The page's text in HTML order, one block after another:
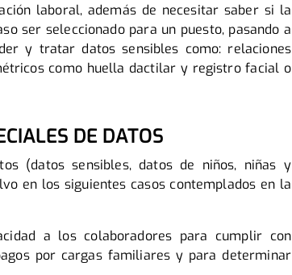
laboral, además de necesitar saber si la
ser seleccionado para un puesto, pasando a
y tratar datos sensibles como: relaciones
como huella dactilar y registro facial o
DE DATOS
(datos sensibles, datos de niños, niñas y
en los siguientes casos contemplados en la
a los colaboradores para cumplir con
por cargas familiares y para determinar